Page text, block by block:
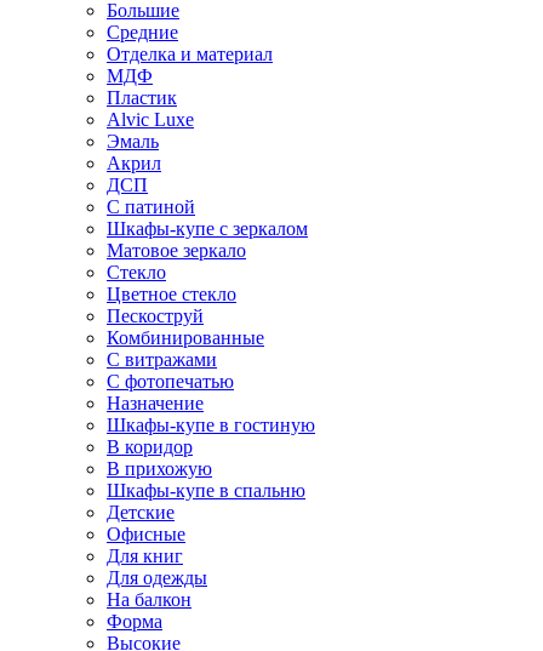
Большие
Средние
Отделка и материал
МДФ
Пластик
Alvic Luxe
Эмаль
Акрил
ДСП
С патиной
Шкафы-купе с зеркалом
Матовое зеркало
Стекло
Цветное стекло
Пескоструй
Комбинированные
С витражами
С фотопечатью
Назначение
Шкафы-купе в гостиную
В коридор
В прихожую
Шкафы-купе в спальню
Детские
Офисные
Для книг
Для одежды
На балкон
Форма
Высокие